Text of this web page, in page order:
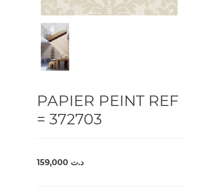
PAPIER PEINT REF
= 372703
د.ت